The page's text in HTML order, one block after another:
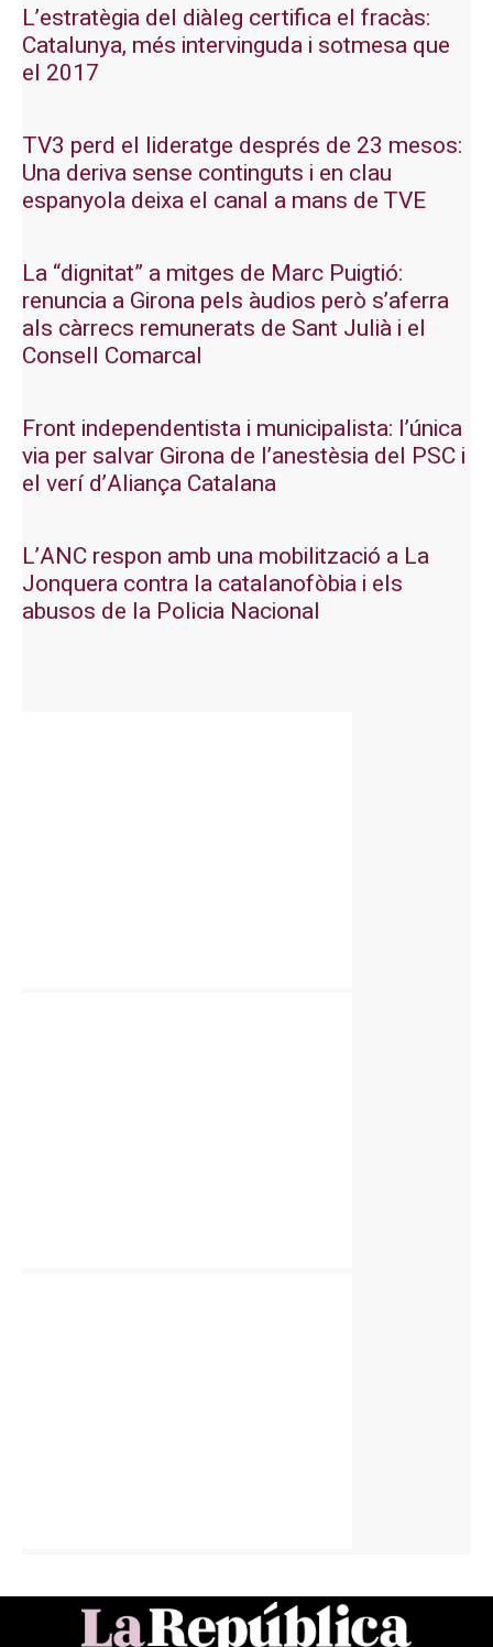
L’estratègia del diàleg certifica el fracàs:
Catalunya, més intervinguda i sotmesa que
el 2017
TV3 perd el lideratge després de 23 mesos:
Una deriva sense continguts i en clau
espanyola deixa el canal a mans de TVE
La “dignitat” a mitges de Marc Puigtió:
renuncia a Girona pels àudios però s’aferra
als càrrecs remunerats de Sant Julià i el
Consell Comarcal
Front independentista i municipalista: l’única
via per salvar Girona de l’anestèsia del PSC i
el verí d’Aliança Catalana
L’ANC respon amb una mobilització a La
Jonquera contra la catalanofòbia i els
abusos de la Policia Nacional